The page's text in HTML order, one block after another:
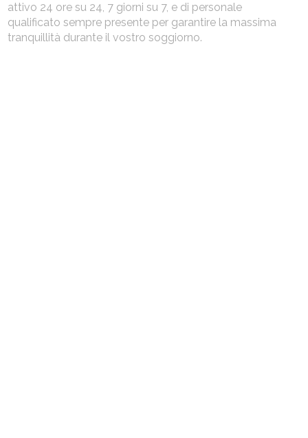
attivo 24 ore su 24, 7 giorni su 7, e di personale
qualificato sempre presente per garantire la massima
tranquillità durante il vostro soggiorno.